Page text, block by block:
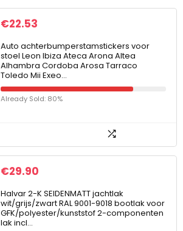
€22.53
Auto achterbumperstamstickers voor
stoel Leon Ibiza Ateca Arona Altea
Alhambra Cordoba Arosa Tarraco
Toledo Mii Exeo…
Already Sold: 80%
€29.90
Halvar 2-K SEIDENMATT jachtlak
wit/grijs/zwart RAL 9001-9018 bootlak voor
GFK/polyester/kunststof 2-componenten
lak incl…